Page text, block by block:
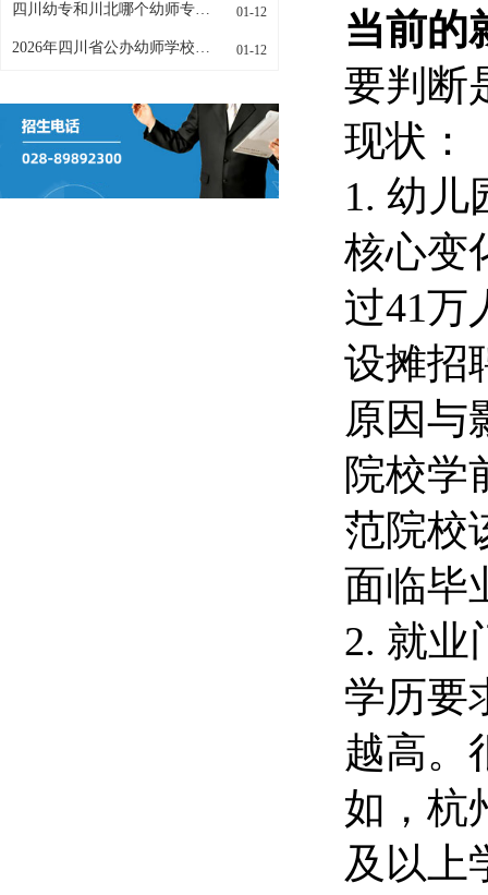
四川幼专和川北哪个幼师专业更好 01-12
2026年四川省公办幼师学校有哪些 01-12
当前的
要判断
现状：
1. 幼儿
核心变
过41万
设摊招
原因与
院校学
范院校
面临毕
2. 就业
学历要
越高。
如，杭
及以上